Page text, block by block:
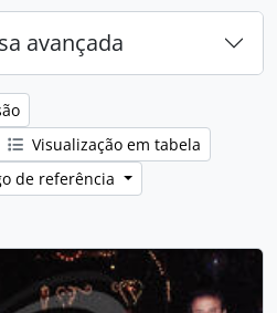
avançada
Visualização em tabela
de referência